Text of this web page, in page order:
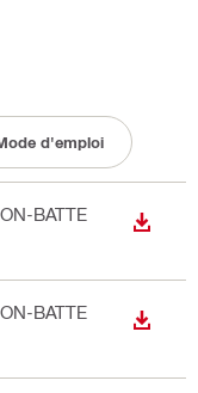
d'emploi
BATTE
BATTE